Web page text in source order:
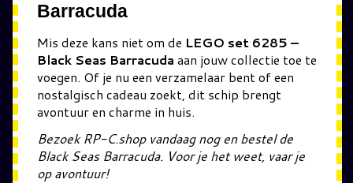
Barracuda
Mis deze kans niet om de LEGO set 6285 –
Black Seas Barracuda aan jouw collectie toe te
voegen. Of je nu een verzamelaar bent of een
nostalgisch cadeau zoekt, dit schip brengt
avontuur en charme in huis.
Bezoek RP-C.shop vandaag nog en bestel de
Black Seas Barracuda. Voor je het weet, vaar je
op avontuur!